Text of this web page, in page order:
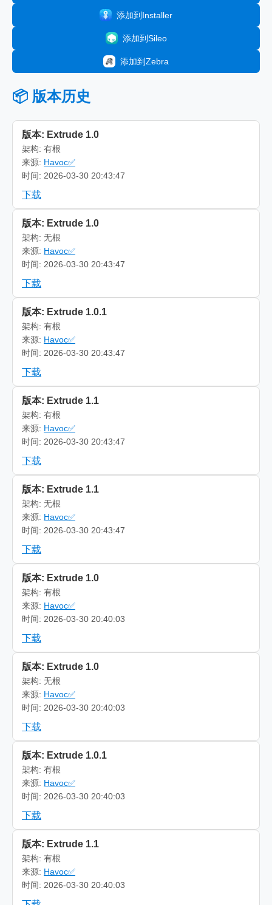
添加到Installer
添加到Sileo
添加到Zebra
📦 版本历史
版本: Extrude 1.0
架构: 有根
来源: Havoc✅
时间: 2026-03-30 20:43:47
下载
版本: Extrude 1.0
架构: 无根
来源: Havoc✅
时间: 2026-03-30 20:43:47
下载
版本: Extrude 1.0.1
架构: 有根
来源: Havoc✅
时间: 2026-03-30 20:43:47
下载
版本: Extrude 1.1
架构: 有根
来源: Havoc✅
时间: 2026-03-30 20:43:47
下载
版本: Extrude 1.1
架构: 无根
来源: Havoc✅
时间: 2026-03-30 20:43:47
下载
版本: Extrude 1.0
架构: 有根
来源: Havoc✅
时间: 2026-03-30 20:40:03
下载
版本: Extrude 1.0
架构: 无根
来源: Havoc✅
时间: 2026-03-30 20:40:03
下载
版本: Extrude 1.0.1
架构: 有根
来源: Havoc✅
时间: 2026-03-30 20:40:03
下载
版本: Extrude 1.1
架构: 有根
来源: Havoc✅
时间: 2026-03-30 20:40:03